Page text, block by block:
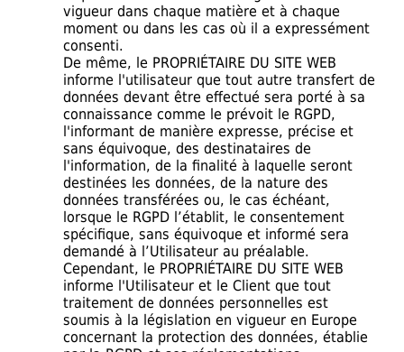
vigueur dans chaque matière et à chaque
moment ou dans les cas où il a expressément
consenti.
De même, le PROPRIÉTAIRE DU SITE WEB
informe l'utilisateur que tout autre transfert de
données devant être effectué sera porté à sa
connaissance comme le prévoit le RGPD,
l'informant de manière expresse, précise et
sans équivoque, des destinataires de
l'information, de la finalité à laquelle seront
destinées les données, de la nature des
données transférées ou, le cas échéant,
lorsque le RGPD l’établit, le consentement
spécifique, sans équivoque et informé sera
demandé à l’Utilisateur au préalable.
Cependant, le PROPRIÉTAIRE DU SITE WEB
informe l'Utilisateur et le Client que tout
traitement de données personnelles est
soumis à la législation en vigueur en Europe
concernant la protection des données, établie